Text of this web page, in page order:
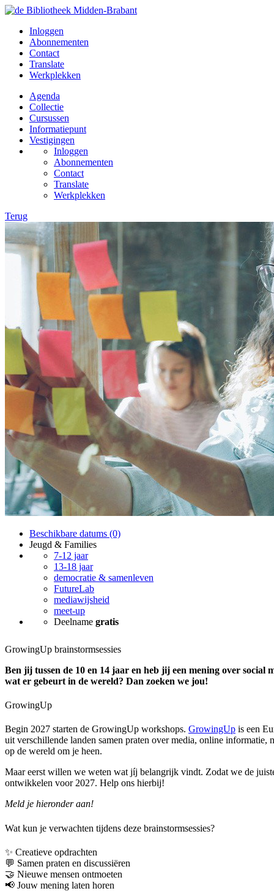
Inloggen
Abonnementen
Contact
Translate
Werkplekken
Agenda
Collectie
Cursussen
Informatiepunt
Vestigingen
Inloggen
Abonnementen
Contact
Translate
Werkplekken
Terug
Beschikbare datums (0)
Jeugd & Families
7-12 jaar
13-18 jaar
democratie & samenleven
FutureLab
mediawijsheid
meet-up
Deelname gratis
GrowingUp brainstormsessies
Ben jij tussen de 10 en 14 jaar en heb jij een mening over social
wat er gebeurt in de wereld? Dan zoeken we jou!
GrowingUp
Begin 2027 starten de GrowingUp workshops. GrowingUp is een
uit verschillende landen samen praten over media, online informatie,
op de wereld om je heen.
Maar eerst willen we weten wat jíj belangrijk vindt. Zodat we de
ontwikkelen voor 2027. Help ons hierbij!
Meld je hieronder aan!
Wat kun je verwachten tijdens deze brainstormsessies?
✨ Creatieve opdrachten
💬 Samen praten en discussiëren
🤝 Nieuwe mensen ontmoeten
📢 Jouw mening laten horen